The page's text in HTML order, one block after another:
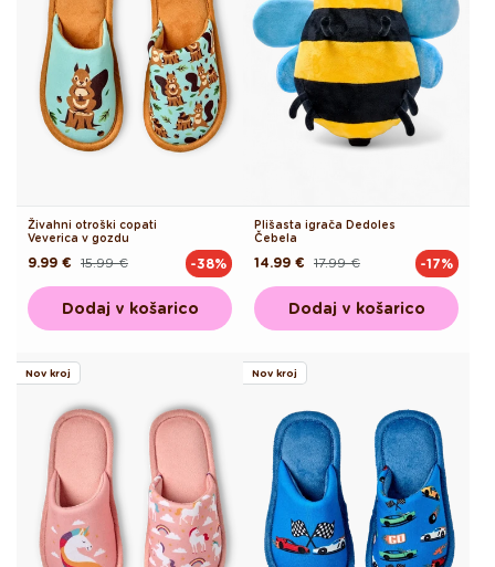
Živahni otroški copati
Veverica v gozdu
Redna 15.99 €
Akcijska
9.99 € -38%
Dodaj v košarico
Plišasta igrača Dedoles
Čebela
Redna
17.99 €
Akcijska
14.99 € -17%
Dodaj v košarico
Nov kroj Nov kroj